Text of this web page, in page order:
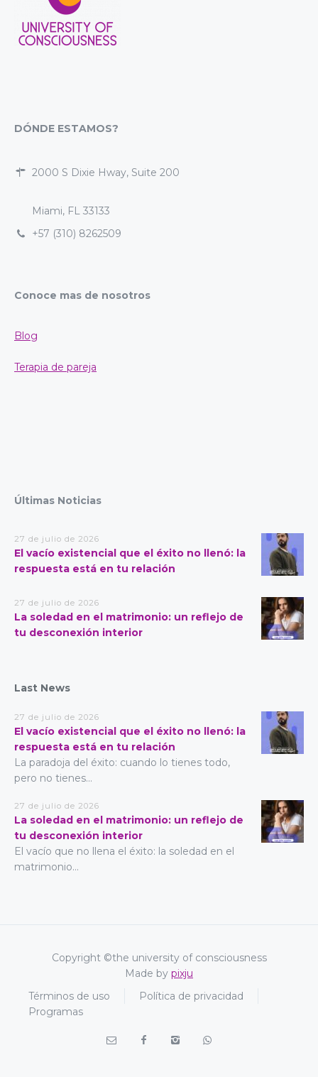
DÓNDE ESTAMOS?
2000 S Dixie Hway, Suite 200
Miami, FL 33133
+57 (310) 8262509
Conoce mas de nosotros
Blog
Terapia de pareja
Últimas Noticias
27 de julio de 2026
El vacío existencial que el éxito no llenó: la
respuesta está en tu relación
27 de julio de 2026
La soledad en el matrimonio: un reflejo de
tu desconexión interior
Last News
27 de julio de 2026
El vacío existencial que el éxito no llenó: la
respuesta está en tu relación
La paradoja del éxito: cuando lo tienes todo,
pero no tienes...
27 de julio de 2026
La soledad en el matrimonio: un reflejo de
tu desconexión interior
El vacío que no llena el éxito: la soledad en el
matrimonio...
Copyright ©the university of consciousness
Made by pixju
Términos de uso
Política de privacidad
Programas